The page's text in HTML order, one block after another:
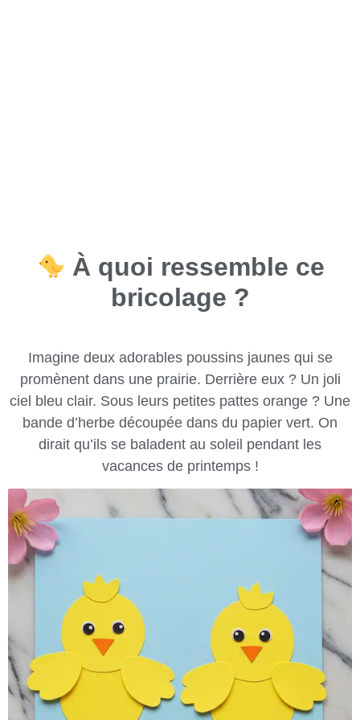
À quoi ressemble ce
bricolage ?
Imagine deux adorables poussins jaunes qui se
promènent dans une prairie. Derrière eux ? Un joli
ciel bleu clair. Sous leurs petites pattes orange ? Une
bande d’herbe découpée dans du papier vert. On
dirait qu’ils se baladent au soleil pendant les
vacances de printemps !